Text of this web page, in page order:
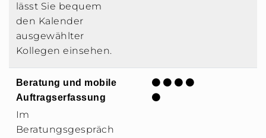
lässt Sie bequem
den Kalender
ausgewählter
Kollegen einsehen.
Beratung und mobile
Auftragserfassung
Im
Beratungsgespräch